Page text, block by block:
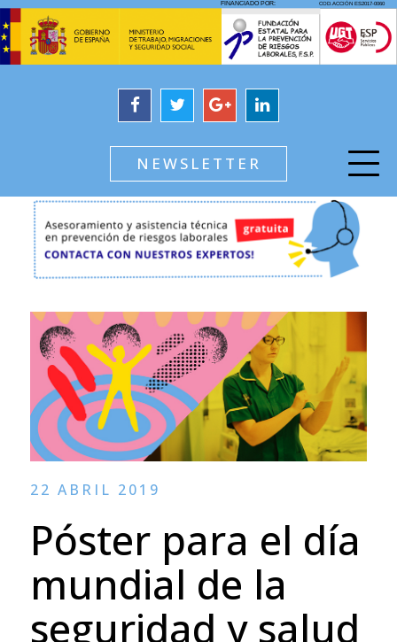
NEWSLETTER
22 ABRIL 2019
Póster para el día
mundial de la
seguridad y salud